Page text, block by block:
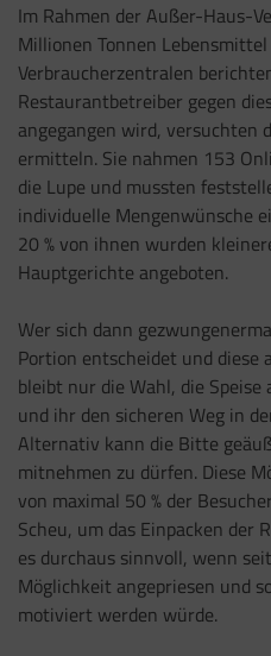
Im Rahmen der Außer-Haus-
Millionen Tonnen
Verbraucherzentralen
Restaurantbetreiber gegen
angegangen wird, versuchten
ermitteln. Sie nahmen 153
die Lupe und mussten
individuelle Mengenwünsche
20 % von ihnen wurden
Hauptgerichte angeboten.
Wer sich dann
Portion entscheidet und diese
bleibt nur die Wahl, die Speise
und ihr den sicheren Weg in
Alternativ kann die Bitte
mitnehmen zu dürfen. Diese
von maximal 50 % der
Scheu, um das Einpacken der
es durchaus sinnvoll, wenn
Möglichkeit angepriesen und
motiviert werden würde.